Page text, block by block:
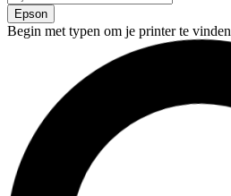
Epson
Begin met typen om je printer te vinden